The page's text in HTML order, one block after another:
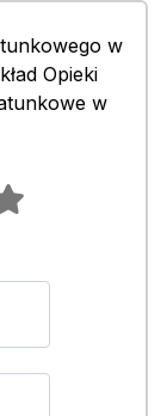
w
Opieki
w